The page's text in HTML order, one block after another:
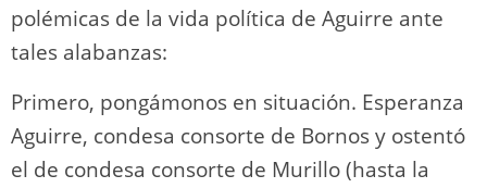
polémicas de la vida política de Aguirre ante
tales alabanzas:
Primero, pongámonos en situación. Esperanza
Aguirre, condesa consorte de Bornos y ostentó
el de condesa consorte de Murillo (hasta la